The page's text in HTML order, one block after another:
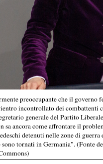
preoccupante che il governo
incontrollato dei combattenti
generale del Partito
sa ancora come affrontare il
detenuti nelle zone di
sono tornati in Germania". (Fonte